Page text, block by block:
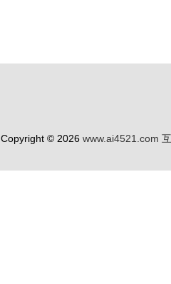
Copyright © 2026 www.ai4521.com